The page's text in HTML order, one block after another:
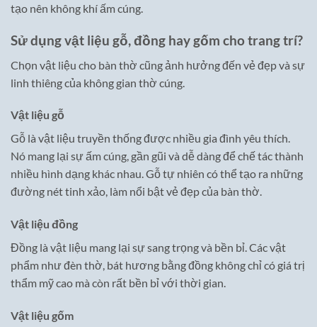
tạo nên không khí ấm cúng.
Sử dụng vật liệu gỗ, đồng hay gốm cho trang trí?
Chọn vật liệu cho bàn thờ cũng ảnh hưởng đến vẻ đẹp và sự
linh thiêng của không gian thờ cúng.
Vật liệu gỗ
Gỗ là vật liệu truyền thống được nhiều gia đình yêu thích.
Nó mang lại sự ấm cúng, gần gũi và dễ dàng để chế tác thành
nhiều hình dạng khác nhau. Gỗ tự nhiên có thể tạo ra những
đường nét tinh xảo, làm nổi bật vẻ đẹp của bàn thờ.
Vật liệu đồng
Đồng là vật liệu mang lại sự sang trọng và bền bỉ. Các vật
phẩm như đèn thờ, bát hương bằng đồng không chỉ có giá trị
thẩm mỹ cao mà còn rất bền bỉ với thời gian.
Vật liệu gốm